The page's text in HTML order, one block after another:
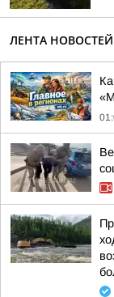
ЛЕНТА НОВОСТЕЙ